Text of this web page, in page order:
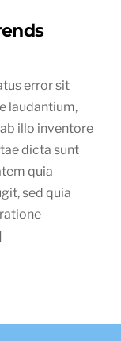
error sit
laudantium,
illo inventore
dicta sunt
quia
sed quia